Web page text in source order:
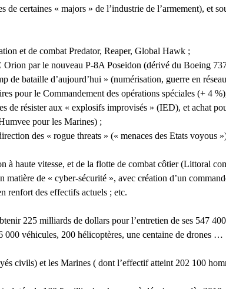
de certaines « majors » de l’industrie de l’armement), et
et de combat Predator, Reaper, Global Hawk ;
par le nouveau P-8A Poseidon (dérivé du Boeing
de bataille d’aujourd’hui » (numérisation, guerre en
pour le Commandement des opérations spéciales (+ 4
de résister aux « explosifs improvisés » (IED), et achat
pour les Marines) ;
des « rogue threats » (« menaces des Etats
à haute vitesse, et de la flotte de combat côtier (Littoral
matière de « cyber-sécurité », avec création d’un
renfort des effectifs actuels ; etc.
225 milliards de dollars pour l’entretien de ses 547
000 véhicules, 200 hélicoptères, une centaine de drones …
civils) et les Marines ( dont l’effectif atteint 202 100